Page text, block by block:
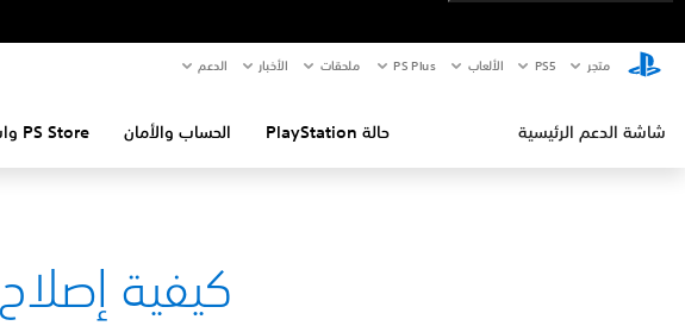
متجر PS5‏ الألعاب PS Plus ملحقات الأخبار الدعم
شاشة الدعم الرئيسية حالة PlayStation الحساب والأمان PS Store واسترداد الأموال
كيفية إصلاح WC-40371-5